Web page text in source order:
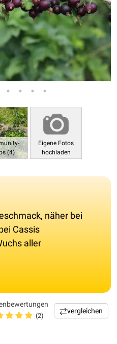
(4)
Eigene Fotos
hochladen
näher bei
Cassis
aller
(2)
vergleichen